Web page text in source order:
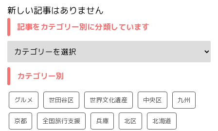
新しい記事はありません
記事をカテゴリー別に分類しています
カテゴリー別
グルメ 世田谷区 世界文化遺産 中央区 九州
京都 全国旅行支援 兵庫 北区 北海道